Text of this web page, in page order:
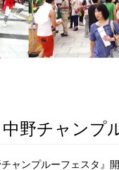
野チャンプ
ャンプルーフェスタ』